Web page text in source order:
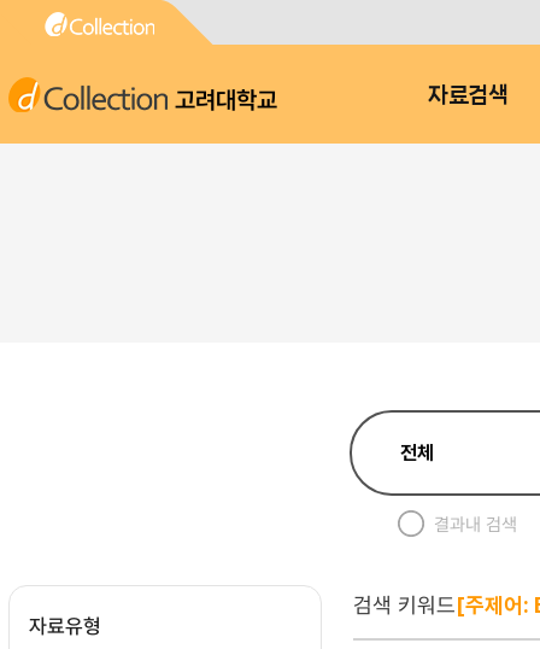
고려대학교 자료검색
결과내 검색
자료유형
검색 키워드[주제어: